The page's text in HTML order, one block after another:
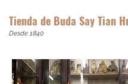
Tienda de Buda Say Tian
Desde 1840